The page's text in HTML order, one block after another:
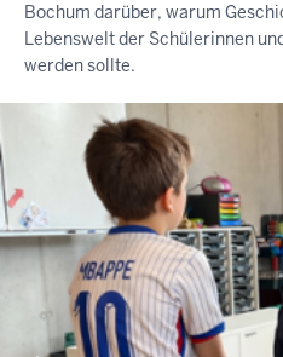
Bochum darüber, warum
Lebenswelt der Schülerinnen
werden sollte.